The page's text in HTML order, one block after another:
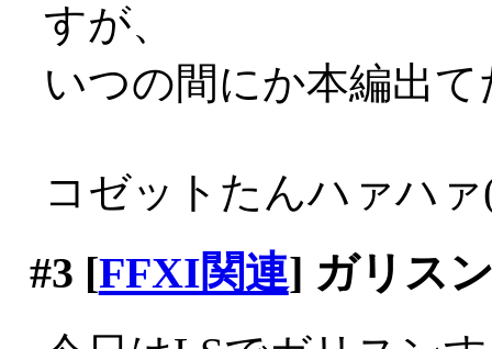
すが、
いつの間にか本編出
コゼットたんハァハ
#3 [FFXI関連] ガリス